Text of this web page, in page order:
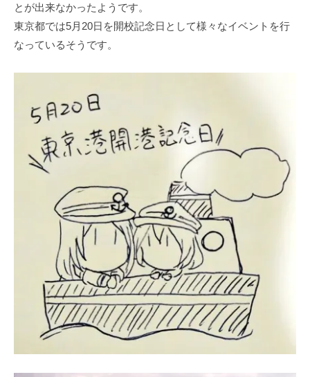
とが出来なかったようです。
東京都では5⽉20⽇を開校記念⽇として様々なイベントを⾏
なっているそうです。